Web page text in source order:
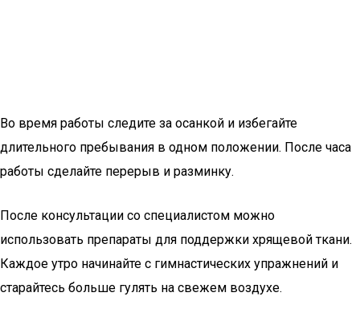
Во время работы следите за осанкой и избегайте
длительного пребывания в одном положении. После часа
работы сделайте перерыв и разминку.
После консультации со специалистом можно
использовать препараты для поддержки хрящевой ткани.
Каждое утро начинайте с гимнастических упражнений и
старайтесь больше гулять на свежем воздухе.